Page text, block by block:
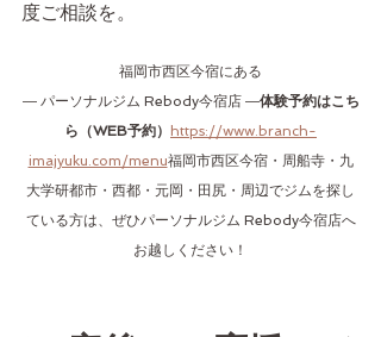
度ご相談を。
福岡市西区今宿にある
― パーソナルジム Rebody今宿店 ―体験予約はこち
ら（WEB予約）
https://www.branch-
imajyuku.com/menu福岡市西区今宿・周船寺・九
大学研都市・西都・元岡・田尻・周辺でジムを探し
ている方は、ぜひパーソナルジム Rebody今宿店へ
お越しください！